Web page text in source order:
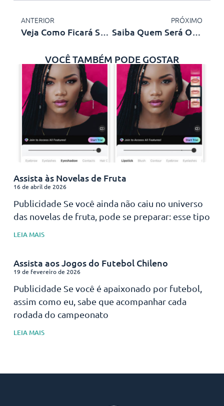
ANTERIOR
Veja Como Ficará Sua Tatuagem
PRÓXIMO
Saiba Quem Será O Campeão Da Copa Do Brasil
VOCÊ TAMBÉM PODE GOSTAR
Assista às Novelas de Fruta
16 de abril de 2026
Publicidade Se você ainda não caiu no universo
das novelas de fruta, pode se preparar: esse tipo
LEIA MAIS
Assista aos Jogos do Futebol Chileno
19 de fevereiro de 2026
Publicidade Se você é apaixonado por futebol,
assim como eu, sabe que acompanhar cada
rodada do campeonato
LEIA MAIS